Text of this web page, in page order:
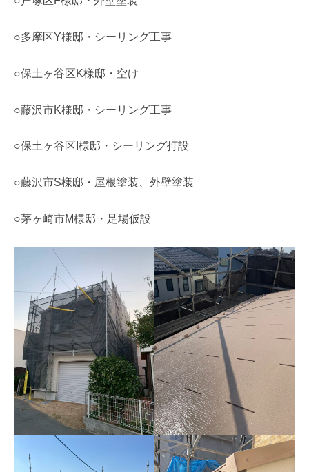
○多摩区Y様邸・シーリング工事
○保土ヶ谷区K様邸・空け
○藤沢市K様邸・シーリング工事
○保土ヶ谷区I様邸・シーリング打設
○藤沢市S様邸・屋根塗装、外壁塗装
○茅ヶ崎市M様邸・足場仮設